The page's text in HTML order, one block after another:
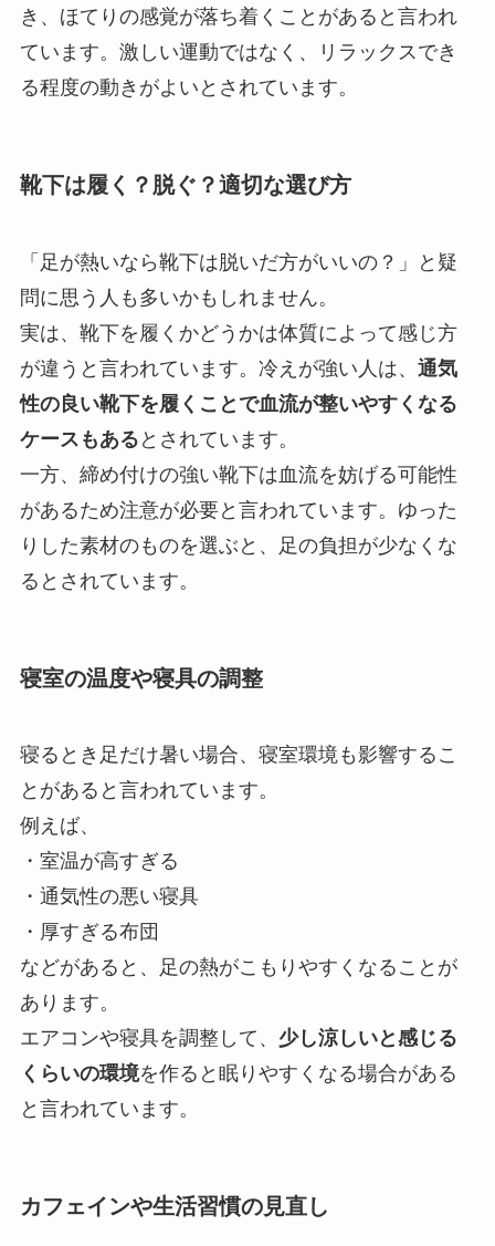
き、ほてりの感覚が落ち着くことがあると言われ
ています。激しい運動ではなく、リラックスでき
る程度の動きがよいとされています。
靴下は履く？脱ぐ？適切な選び方
「足が熱いなら靴下は脱いだ方がいいの？」と疑
問に思う人も多いかもしれません。
実は、靴下を履くかどうかは体質によって感じ方
が違うと言われています。冷えが強い人は、 通気
性の良い靴下を履くことで血流が整いやすくなる
ケースもある とされています。
一方、締め付けの強い靴下は血流を妨げる可能性
があるため注意が必要と言われています。ゆった
りした素材のものを選ぶと、足の負担が少なくな
るとされています。
寝室の温度や寝具の調整
寝るとき足だけ暑い場合、寝室環境も影響するこ
とがあると言われています。
例えば、
・室温が高すぎる
・通気性の悪い寝具
・厚すぎる布団
などがあると、足の熱がこもりやすくなることが
あります。
エアコンや寝具を調整して、 少し涼しいと感じる
くらいの環境を作ると眠りやすくなる場合がある
と言われています。
カフェインや生活習慣の見直し